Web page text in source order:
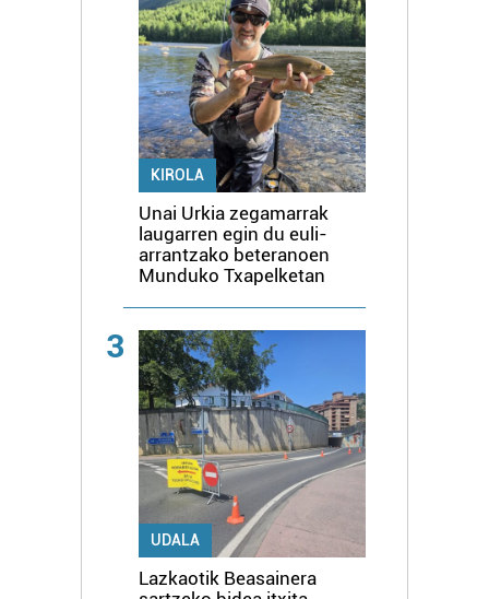
KIROLA
Unai Urkia zegamarrak
laugarren egin du euli-
arrantzako beteranoen
Munduko Txapelketan
3
UDALA
Lazkaotik Beasainera